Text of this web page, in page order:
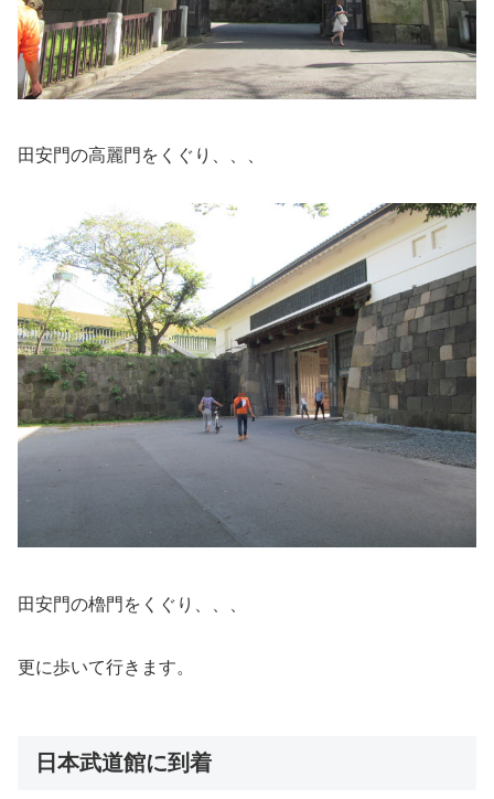
田安門の高麗門をくぐり、、、
田安門の櫓門をくぐり、、、
更に歩いて行きます。
日本武道館に到着